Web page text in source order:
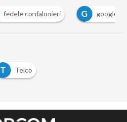
fedele confalonieri G google
T Telco